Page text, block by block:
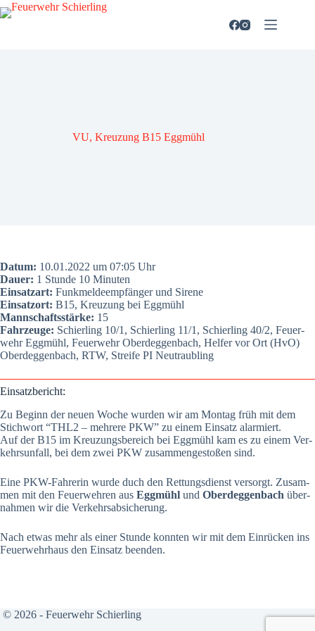
Zum
Inhalt
VU, Kreu­zung B15 Egg­mühl
Datum: 10.01.2022 um 07:05 Uhr
Dau­er: 1 Stun­de 10 Minu­ten
Ein­satz­art: Funk­mel­de­emp­fän­ger und Sire­ne
Ein­satz­ort: B15, Kreu­zung bei Egg­mühl
Mann­schafts­stär­ke: 15
Fahr­zeu­ge: Schier­ling 10/1, Schier­ling 11/1, Schier­ling 40/2, Feu­er­
wehr Egg­mühl, Feu­er­wehr Oberdeg­gen­bach, Hel­fer vor Ort (HvO)
Oberdeg­gen­bach, RTW, Strei­fe PI Neu­traub­ling
Ein­satz­be­richt:
Zu Beginn der neu­en Woche wur­den wir am Mon­tag früh mit dem
Stich­wort “THL2 – meh­re­re PKW” zu einem Ein­satz alar­miert.
Auf der B15 im Kreu­zungs­be­reich bei Egg­mühl kam es zu einem Ver­
kehrs­un­fall, bei dem zwei PKW zusam­men­ge­sto­ßen sind.
Eine PKW-Fah­re­rin wur­de duch den Ret­tungs­dienst ver­sorgt. Zusam­
men mit den Feu­er­weh­ren aus Egg­mühl und Oberdeg­gen­bach über­
nah­men wir die Ver­kehrs­ab­si­che­rung.
Nach etwas mehr als einer Stun­de konn­ten wir mit dem Ein­rü­cken ins
Feu­er­wehr­haus den Ein­satz been­den.
© 2026 - Feuerwehr Schierling